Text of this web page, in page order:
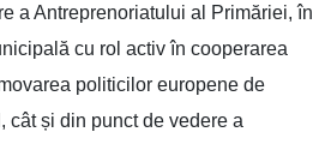
a Antreprenoriatului al Primăriei, în
cu rol activ în cooperarea
politicilor europene de
cât și din punct de vedere a